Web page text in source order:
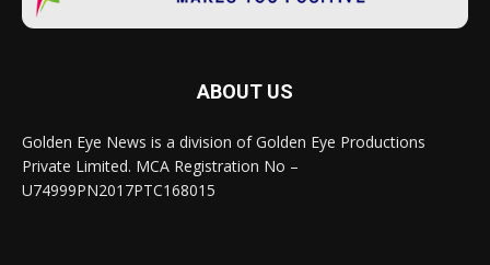
ABOUT US
Golden Eye News is a division of Golden Eye Productions
Private Limited. MCA Registration No –
U74999PN2017PTC168015